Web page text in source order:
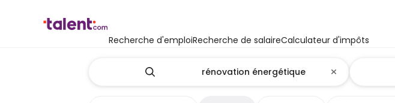
Recherche d'emploiRecherche de salaireCalculateur d'impôts